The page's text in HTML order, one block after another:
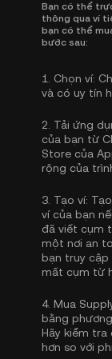
Bạn có thể
thông qua ví
bạn có thể
bước sau:
1. Chọn ví:
và có uy tín
2. Tải ứng
của bạn từ
Store của
rộng của
3. Tạo ví:
ví của bạn
đã viết cụm
một nơi an
bạn truy cập
mất cụm từ
4. Mua
bằng
Hãy kiểm tra
hơn so với